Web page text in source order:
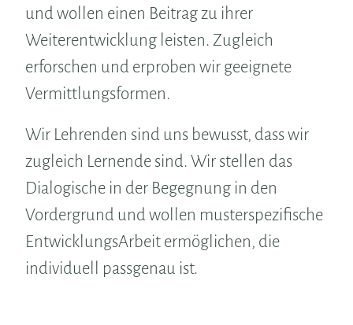
und wollen einen Beitrag zu ihrer
Weiterentwicklung leisten. Zugleich
erforschen und erproben wir geeignete
Vermittlungsformen.
Wir Lehrenden sind uns bewusst, dass wir
zugleich Lernende sind. Wir stellen das
Dialogische in der Begegnung in den
Vordergrund und wollen musterspezifische
EntwicklungsArbeit ermöglichen, die
individuell passgenau ist.